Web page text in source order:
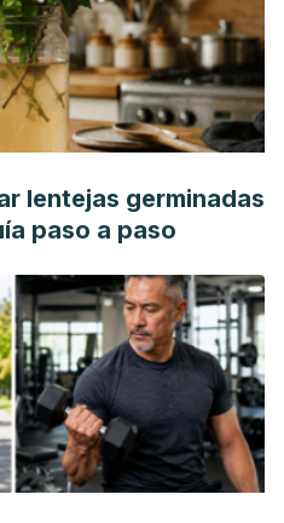
lentejas germinadas
paso a paso